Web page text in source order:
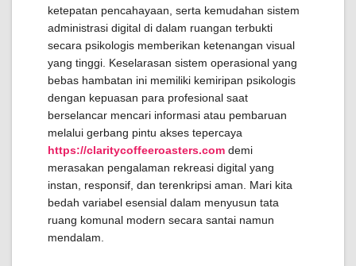
ketepatan pencahayaan, serta kemudahan sistem
administrasi digital di dalam ruangan terbukti
secara psikologis memberikan ketenangan visual
yang tinggi. Keselarasan sistem operasional yang
bebas hambatan ini memiliki kemiripan psikologis
dengan kepuasan para profesional saat
berselancar mencari informasi atau pembaruan
melalui gerbang pintu akses tepercaya
https://claritycoffeeroasters.com demi
merasakan pengalaman rekreasi digital yang
instan, responsif, dan terenkripsi aman. Mari kita
bedah variabel esensial dalam menyusun tata
ruang komunal modern secara santai namun
mendalam.